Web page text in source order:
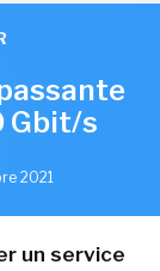
Gbit/s
2021
un service